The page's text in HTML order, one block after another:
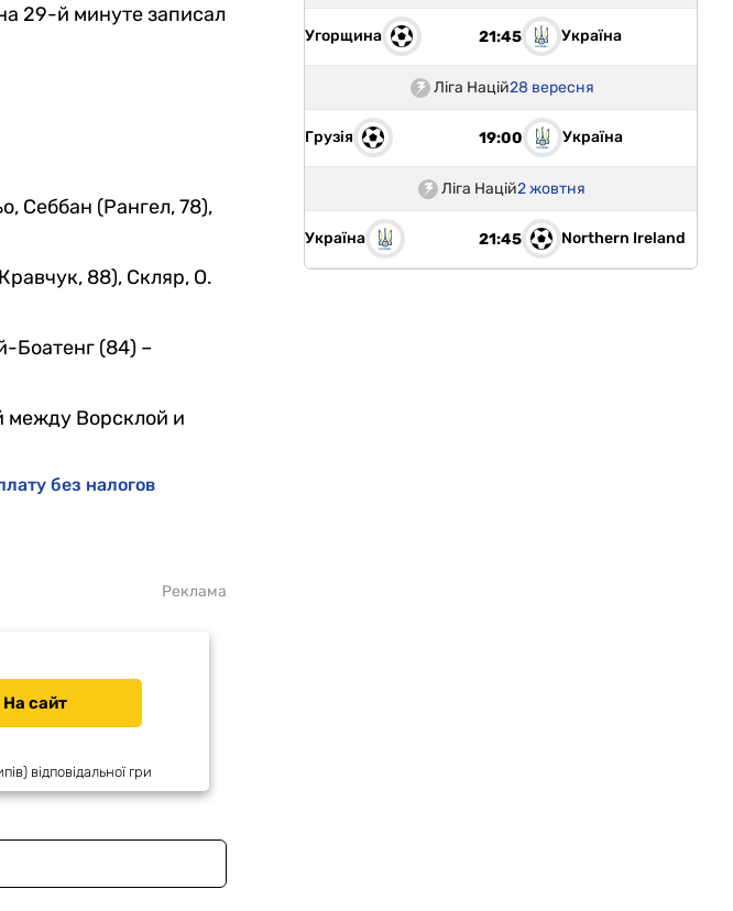
29-й минуте записал
Себбан (Рангел, 78),
88), Скляр, О.
Боатенг (84) –
между Ворсклой и
без налогов
Реклама
На сайт
відповідальної гри
Угорщина 21:45 Україна
Ліга Націй28 вересня
Грузія 19:00 Україна
Ліга Націй2 жовтня
Україна 21:45 Northern Ireland